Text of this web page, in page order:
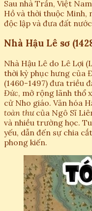
Sau nhà Trần, Việt
Hồ và thời thuộc Minh,
độc lập và đưa đất
Nhà Hậu Lê sơ
Nhà Hậu Lê do Lê Lợi
thời kỳ phục hưng của
(1460-1497) đưa triều
Đức, mở rộng lãnh thổ
cử Nho giáo. Văn hóa
toàn thưcủa Ngô Sĩ
và nhiều trường học.
yếu, dẫn đến sự chia
phong kiến.